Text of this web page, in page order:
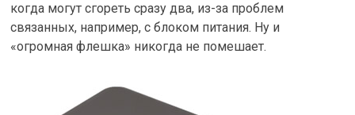
когда могут сгореть сразу два, из-за проблем
связанных, например, с блоком питания. Ну и
«огромная флешка» никогда не помешает.